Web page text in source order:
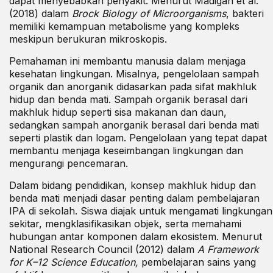
(2018) dalam Brock Biology of Microorganisms, bakteri
memiliki kemampuan metabolisme yang kompleks
meskipun berukuran mikroskopis.
Pemahaman ini membantu manusia dalam menjaga
kesehatan lingkungan. Misalnya, pengelolaan sampah
organik dan anorganik didasarkan pada sifat makhluk
hidup dan benda mati. Sampah organik berasal dari
makhluk hidup seperti sisa makanan dan daun,
sedangkan sampah anorganik berasal dari benda mati
seperti plastik dan logam. Pengelolaan yang tepat dapat
membantu menjaga keseimbangan lingkungan dan
mengurangi pencemaran.
Dalam bidang pendidikan, konsep makhluk hidup dan
benda mati menjadi dasar penting dalam pembelajaran
IPA di sekolah. Siswa diajak untuk mengamati lingkungan
sekitar, mengklasifikasikan objek, serta memahami
hubungan antar komponen dalam ekosistem. Menurut
National Research Council (2012) dalam A Framework
for K–12 Science Education, pembelajaran sains yang